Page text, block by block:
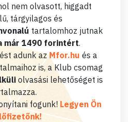
nem olvasott, higgadt
tárgyilagos és
tartalomhoz jutnak
már 1490 forintért.
adunk azMfor.hu és a
is, a Klub csomag
olvasási lehetőséget is
fogunk! Legyen Ön